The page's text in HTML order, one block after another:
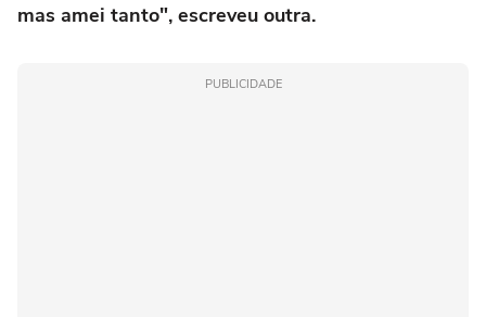
mas amei tanto", escreveu outra.
PUBLICIDADE